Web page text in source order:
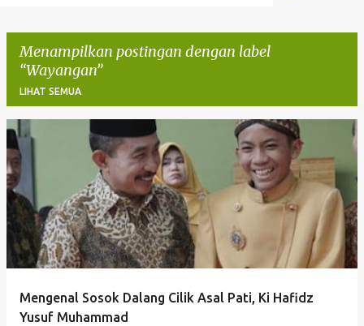
Menampilkan postingan dengan label
Wayangan
LIHAT SEMUA
P
o
s
t
n
Mengenal Sosok Dalang Cilik Asal Pati, Ki Hafidz
Yusuf Muhammad